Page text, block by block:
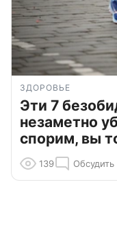
ЗДОРОВЬЕ
Эти 7
незаметно
спорим, вы
139 Обсудить